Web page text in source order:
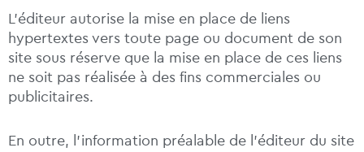
L’éditeur autorise la mise en place de liens
hypertextes vers toute page ou document de son
site sous réserve que la mise en place de ces liens
ne soit pas réalisée à des fins commerciales ou
publicitaires.
En outre, l’information préalable de l’éditeur du site